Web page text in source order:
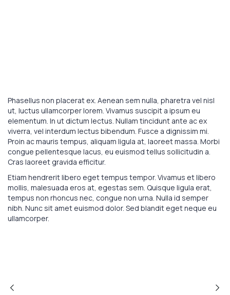
Phasellus non placerat ex. Aenean sem nulla, pharetra vel nisl
ut, luctus ullamcorper lorem. Vivamus suscipit a ipsum eu
elementum. In ut dictum lectus. Nullam tincidunt ante ac ex
viverra, vel interdum lectus bibendum. Fusce a dignissim mi.
Proin ac mauris tempus, aliquam ligula at, laoreet massa. Morbi
congue pellentesque lacus, eu euismod tellus sollicitudin a.
Cras laoreet gravida efficitur.
Etiam hendrerit libero eget tempus tempor. Vivamus et libero
mollis, malesuada eros at, egestas sem. Quisque ligula erat,
tempus non rhoncus nec, congue non urna. Nulla id semper
nibh. Nunc sit amet euismod dolor. Sed blandit eget neque eu
ullamcorper.